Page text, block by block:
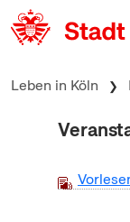
zum Inhalt springen
Leben in Köln